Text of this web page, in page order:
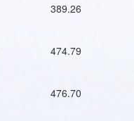
389.26
474.79
476.70